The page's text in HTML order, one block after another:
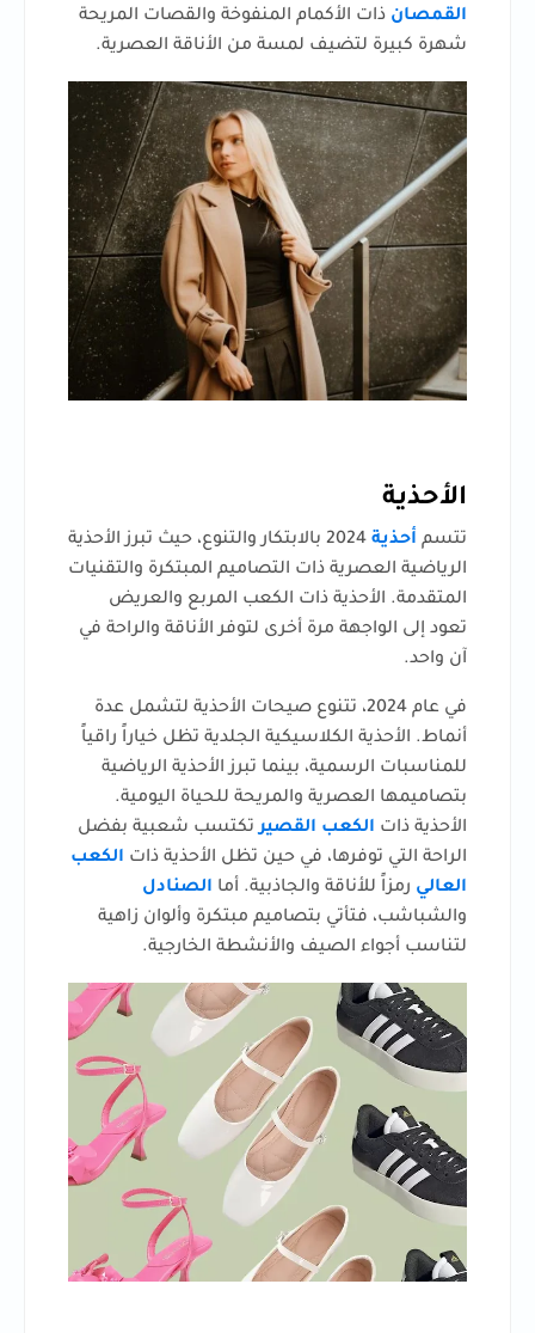
القمصان ذات الأكمام المنفوخة والقصات المريحة
شهرة كبيرة لتضيف لمسة من الأناقة العصرية.
الأحذية
تتسم أحذية
2024 بالابتكار والتنوع، حيث تبرز الأحذية
الرياضية العصرية ذات التصاميم المبتكرة والتقنيات
المتقدمة. الأحذية ذات الكعب المربع والعريض
تعود إلى الواجهة مرة أخرى لتوفر الأناقة والراحة في
آن واحد.
في عام 2024، تتنوع صيحات الأحذية لتشمل عدة
أنماط. الأحذية الكلاسيكية الجلدية تظل خياراً راقياً
للمناسبات الرسمية، بينما تبرز الأحذية الرياضية
بتصاميمها العصرية والمريحة للحياة اليومية.
الأحذية ذات الكعب القصيرتكتسب شعبية بفضل
الراحة التي توفرها، في حين تظل الأحذية ذات الكعب
العالي رمزاً للأناقة والجاذبية. أما الصنادل
والشباشب، فتأتي بتصاميم مبتكرة وألوان زاهية
لتناسب أجواء الصيف والأنشطة الخارجية.